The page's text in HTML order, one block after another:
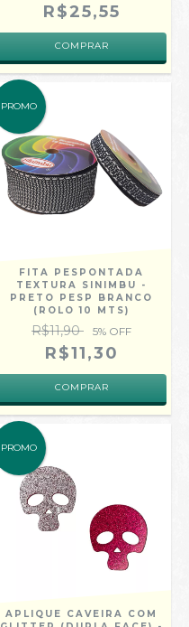
R$25,55
COMPRAR
PROMO
FITA PESPONTADA
TEXTURA SINIMBU -
PRETO PESP BRANCO
(ROLO 10 MTS)
R$11,90 5% OFF
R$11,30
COMPRAR
PROMO
APLIQUE CAVEIRA COM